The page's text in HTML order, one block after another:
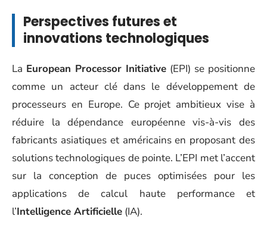
Perspectives futures et
innovations technologiques
La European Processor Initiative (EPI) se positionne
comme un acteur clé dans le développement de
processeurs en Europe. Ce projet ambitieux vise à
réduire la dépendance européenne vis-à-vis des
fabricants asiatiques et américains en proposant des
solutions technologiques de pointe. L’EPI met l’accent
sur la conception de puces optimisées pour les
applications de calcul haute performance et
l’Intelligence Artificielle (IA).